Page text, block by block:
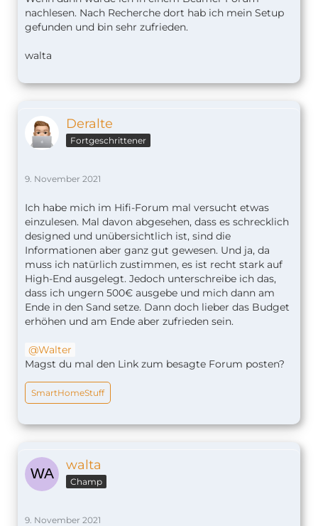
nachlesen. Nach Recherche dort hab ich mein Setup
gefunden und bin sehr zufrieden.
walta
Deralte
Fortgeschrittener
9. November 2021
Ich habe mich im Hifi-Forum mal versucht etwas
einzulesen. Mal davon abgesehen, dass es schrecklich
designed und unübersichtlich ist, sind die
Informationen aber ganz gut gewesen. Und ja, da
muss ich natürlich zustimmen, es ist recht stark auf
High-End ausgelegt. Jedoch unterschreibe ich das,
dass ich ungern 500€ ausgebe und mich dann am
Ende in den Sand setze. Dann doch lieber das Budget
erhöhen und am Ende aber zufrieden sein.
Walter
Magst du mal den Link zum besagte Forum posten?
SmartHomeStuff
walta
Champ
9. November 2021